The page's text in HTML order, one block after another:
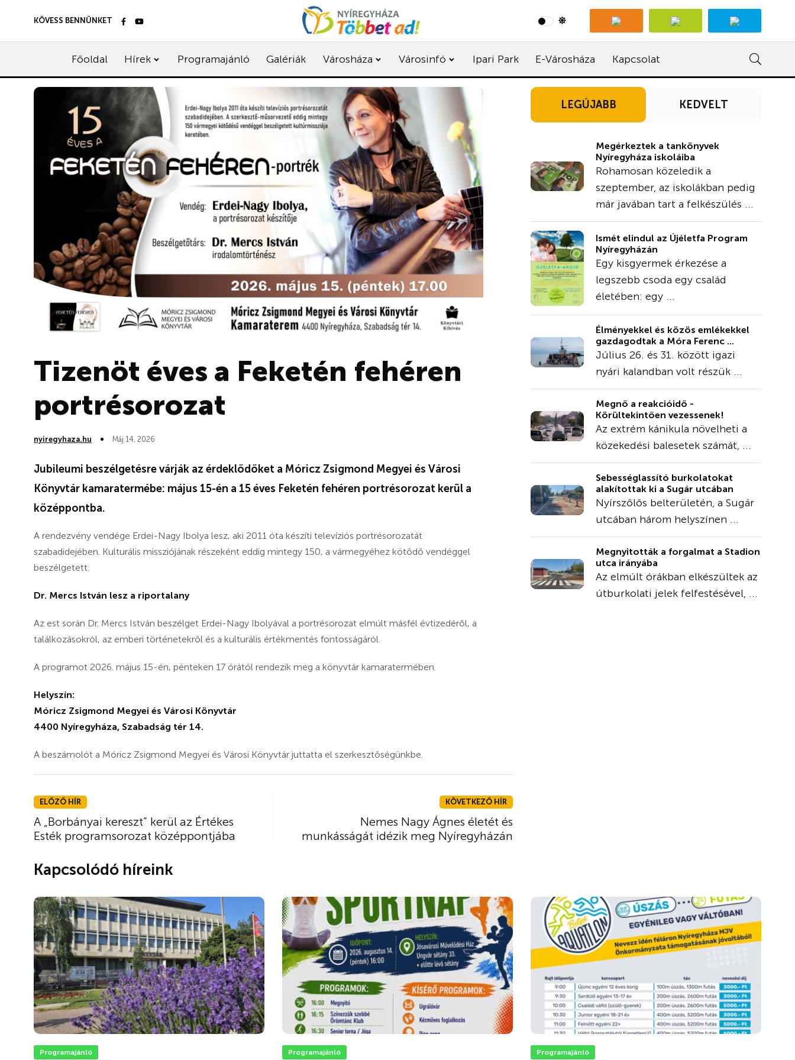
KÖVESS BENNÜNKET
Főoldal Hírek Programajánló Galériák Városháza Városinfó Ipari Park E-Városháza Kapcsolat
Tizenöt éves a Feketén fehéren
portrésorozat
nyiregyhaza.hu Máj 14, 2026
Jubileumi beszélgetésre várják az érdeklődőket a Móricz Zsigmond Megyei és Városi
Könyvtár kamaratermébe: május 15-én a 15 éves Feketén fehéren portrésorozat kerül a
középpontba.
A rendezvény vendége Erdei-Nagy Ibolya lesz, aki 2011 óta készíti televíziós portrésorozatát
szabadidejében. Kulturális missziójának részeként eddig mintegy 150, a vármegyéhez kötődő vendéggel
beszélgetett.
Dr. Mercs István lesz a riportalany
Az est során Dr. Mercs István beszélget Erdei-Nagy Ibolyával a portrésorozat elmúlt másfél évtizedéről, a
találkozásokról, az emberi történetekről és a kulturális értékmentés fontosságáról.
A programot 2026. május 15-én, pénteken 17 órától rendezik meg a könyvtár kamaratermében.
Helyszín:
Móricz Zsigmond Megyei és Városi Könyvtár
4400 Nyíregyháza, Szabadság tér 14.
A beszámolót a Móricz Zsigmond Megyei és Városi Könyvtár juttatta el szerkesztőségünkbe.
ELŐZŐ HÍR
A „Borbányai kereszt” kerül az Értékes
Esték programsorozat középpontjába
KÖVETKEZŐ HÍR
Nemes Nagy Ágnes életét és
munkásságát idézik meg Nyíregyházán
LEGÚJABB KEDVELT
Megérkeztek a tankönyvek
Nyíregyháza iskoláiba
Rohamosan közeledik a
szeptember, az iskolákban pedig
már javában tart a felkészülés ...
Ismét elindul az Újéletfa Program
Nyíregyházán
Egy kisgyermek érkezése a
legszebb csoda egy család
életében: egy ...
Élményekkel és közös emlékekkel
gazdagodtak a Móra Ferenc ...
Július 26. és 31. között igazi
nyári kalandban volt részük ...
Megnő a reakcióidő -
Körültekintően vezessenek!
Az extrém kánikula növelheti a
közekedési balesetek számát, ...
Sebességlassító burkolatokat
alakítottak ki a Sugár utcában
Nyírszőlős belterületén, a Sugár
utcában három helyszínen ...
Megnyitották a forgalmat a Stadion
utca irányába
Az elmúlt órákban elkészültek az
útburkolati jelek felfestésével, ...
Kapcsolódó híreink
Programajánló Programajánló Programajánló